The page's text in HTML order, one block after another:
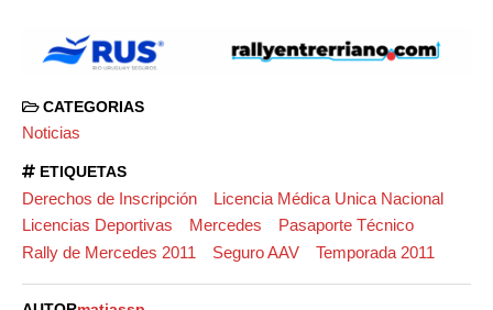
CATEGORIAS
Noticias
ETIQUETAS
Derechos de Inscripción
Licencia Médica Unica Nacional
Licencias Deportivas
Mercedes
Pasaporte Técnico
Rally de Mercedes 2011
Seguro AAV Temporada 2011